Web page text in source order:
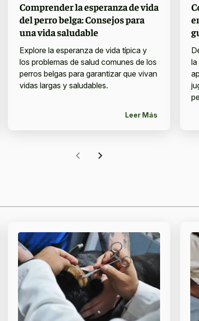
Comprender la esperanza de vida
del perro belga: Consejos para
una vida saludable
Explore la esperanza de vida típica y
los problemas de salud comunes de los
perros belgas para garantizar que vivan
vidas largas y saludables.
Leer Más
la